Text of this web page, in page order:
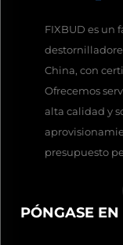
FIXBUD es un
China, con
Ofrecemos
alta calidad y
presupuesto
PÓNGASE